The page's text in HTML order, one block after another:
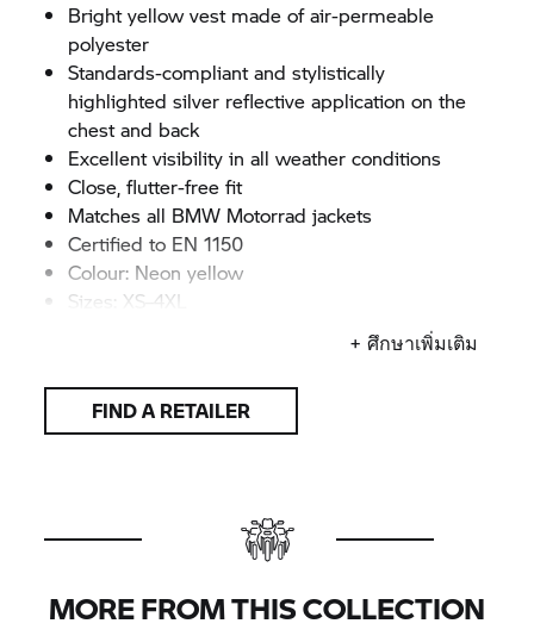
Bright yellow vest made of air-permeable
polyester
Standards-compliant and stylistically
highlighted silver reflective application on the
chest and back
Excellent visibility in all weather conditions
Close, flutter-free fit
Matches all BMW Motorrad jackets
Certified to EN 1150
Colour: Neon yellow
Sizes: XS–4XL
+ ศึกษาเพิ่มเติม
FIND A RETAILER
MORE FROM THIS COLLECTION